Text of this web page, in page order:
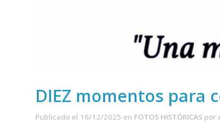
DIEZ momentos para
Publicado el 16/12/2025 en FOTOS HISTÓRICAS por